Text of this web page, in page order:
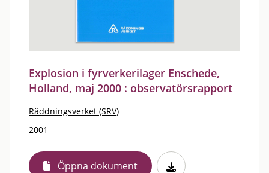
Explosion i fyrverkerilager Enschede,
Holland, maj 2000 : observatörsrapport
Räddningsverket (SRV)
2001
Öppna dokument